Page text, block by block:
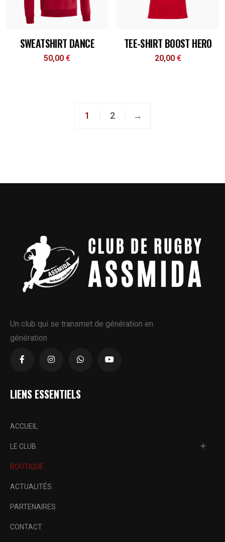
SWEATSHIRT DANCE
50,00€
TEE-SHIRT BOOST HERO
20,00 €
1 2 →
Un club qui se transmet de génération en
génération
LIENS ESSENTIELS
ACCUEIL
LE CLUB
BOUTIQUE
ACTUALITÉS
PARTENAIRES
CONTACT